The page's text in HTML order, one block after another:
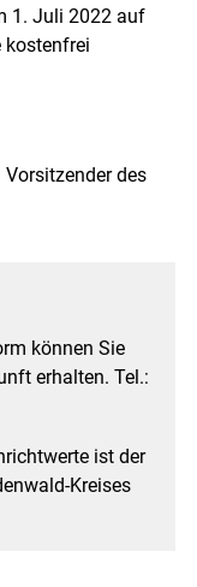
1. Juli 2022 auf
kostenfrei
des
können Sie
erhalten. Tel.:
ist der
Kreises